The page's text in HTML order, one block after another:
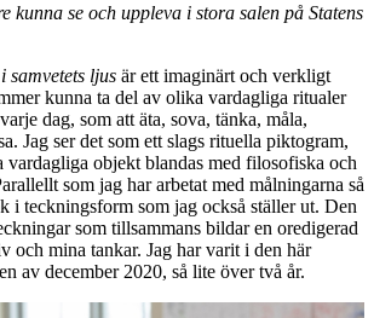
kunna se och uppleva i stora salen på Statens
samvetets ljus är ett imaginärt och verkligt
kunna ta del av olika vardagliga ritualer
dag, som att äta, sova, tänka, måla,
Jag ser det som ett slags rituella piktogram,
vardagliga objekt blandas med filosofiska och
som jag har arbetat med målningarna så
i teckningsform som jag också ställer ut. Den
som tillsammans bildar en oredigerad
och mina tankar. Jag har varit i den här
av december 2020, så lite över två år.